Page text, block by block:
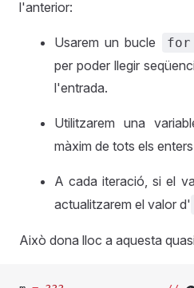
l'anterior:
Usarem un bucle
per poder llegir
l'entrada.
Utilitzarem una
màxim de tots els
A cada iteració, si el
actualitzarem el valor d'
Això dona lloc a aquesta